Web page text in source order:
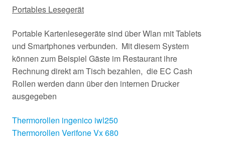
Portables Lesegerät
Portable Kartenlesegeräte sind über Wlan mit Tablets
und Smartphones verbunden. Mit diesem System
können zum Beispiel Gäste im Restaurant ihre
Rechnung direkt am Tisch bezahlen, die EC Cash
Rollen werden dann über den internen Drucker
ausgegeben
Thermorollen ingenico iwl250
Thermorollen Verifone Vx 680